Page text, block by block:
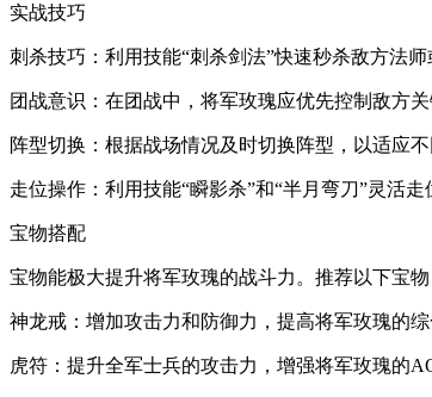
实战技巧
刺杀技巧：利用技能“刺杀剑法”快速秒杀敌方法师
团战意识：在团战中，将军玫瑰应优先控制敌方
阵型切换：根据战场情况及时切换阵型，以适应
走位操作：利用技能“瞬影杀”和“半月弯刀”灵活走
宝物搭配
宝物能极大提升将军玫瑰的战斗力。推荐以下宝物
神龙戒：增加攻击力和防御力，提高将军玫瑰的综
虎符：提升全军士兵的攻击力，增强将军玫瑰的